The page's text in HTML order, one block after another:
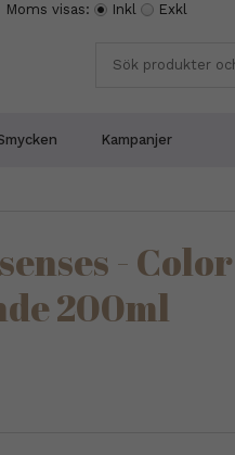
Moms visas: Inkl Exkl
Kampanjer
-
200ml